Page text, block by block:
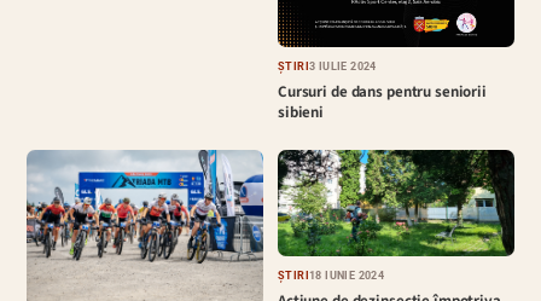
ȘTIRI3 IULIE 2024
Cursuri de dans pentru seniorii
sibieni
ȘTIRI18 IUNIE 2024